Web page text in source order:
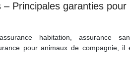
– Principales garanties pour
habitation, assurance
pour animaux de compagnie, il